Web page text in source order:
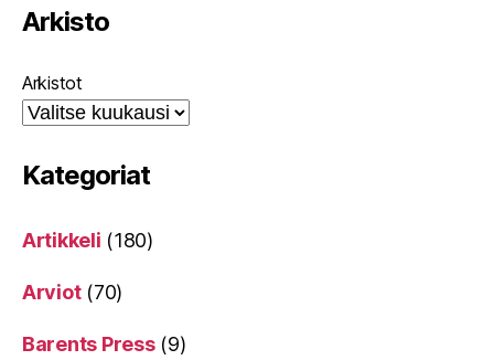
Arkisto
Arkistot
Kategoriat
Artikkeli (180)
Arviot(70)
Barents Press(9)